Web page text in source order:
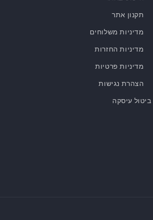
תקנון אתר
מדיניות משלוחים
מדיניות החזרות
מדיניות פרטיות
הצהרת נגישות
ביטול עיסקה